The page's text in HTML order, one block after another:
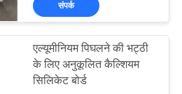
ब्रिक
संपर्क
एल्यूमीनियम पिघलने की भट्ठी
के लिए अनुकूलित कैल्शियम
सिलिकेट बोर्ड